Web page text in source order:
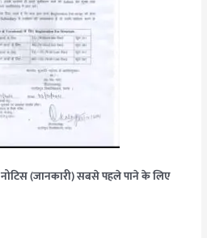
नोटिस (जानकारी) सबसे पहले पाने के लिए